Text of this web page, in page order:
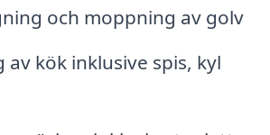
och moppning av golv
av kök inklusive spis, kyl